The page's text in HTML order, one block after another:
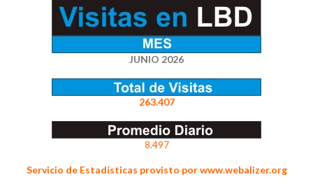
JUNIO 2026
263.407
8.497
Servicio de Estadísticas provisto por www.webalizer.org